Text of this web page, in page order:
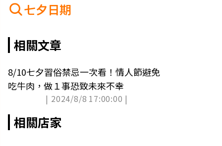
七夕日期
相關文章
8/10七夕習俗禁忌一次看！情人節避免
吃牛肉，做１事恐致未來不幸
| 2024/8/8 17:00:00 |
相關店家